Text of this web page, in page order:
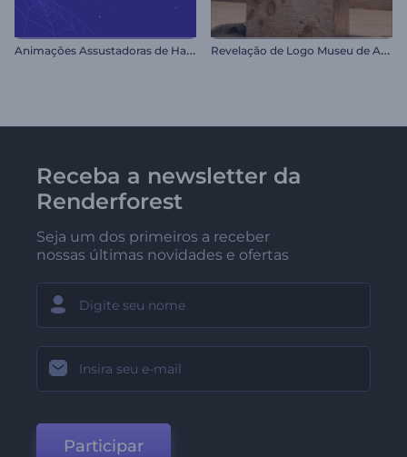
A
nimações Assustadoras de Halloween R
evelação de Logo Museu de Arte
Receba a newsletter da
Renderforest
Seja um dos primeiros a receber
nossas últimas novidades e ofertas
Participar